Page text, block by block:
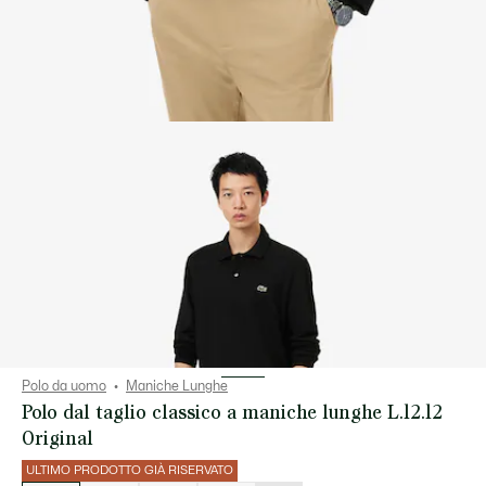
Polo da uomo Maniche Lunghe
Polo dal taglio classico a maniche lunghe L.12.12
Original
ULTIMO PRODOTTO GIÀ RISERVATO